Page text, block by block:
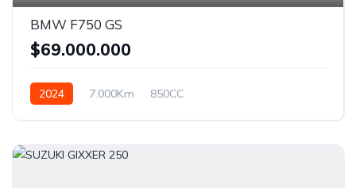
BMW F750 GS
$69.000.000
2024 7.000Km 850CC